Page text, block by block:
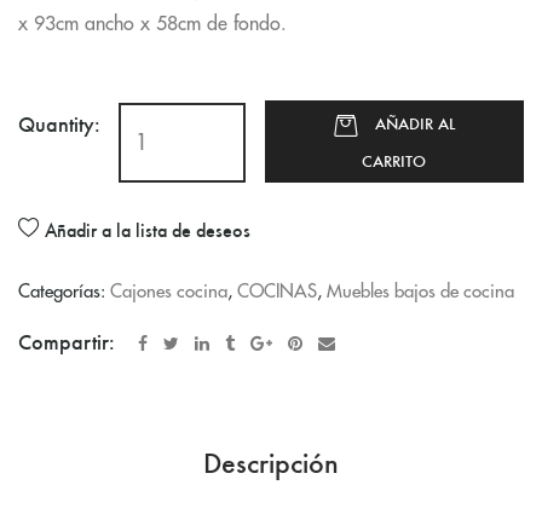
x 93cm ancho x 58cm de fondo.
Quantity:
AÑADIR AL
CARRITO
Añadir a la lista de deseos
Categorías: Cajones cocina, COCINAS, Muebles bajos de cocina
Compartir:
Descripción